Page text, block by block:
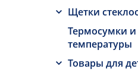
Щетки
Термосумки
температуры
Товары для